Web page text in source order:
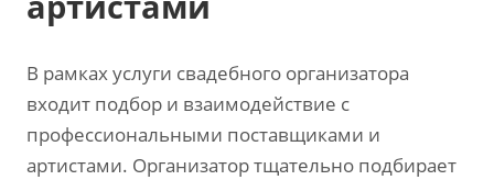
В рамках услуги свадебного организатора
входит подбор и взаимодействие с
профессиональными поставщиками и
артистами. Организатор тщательно подбирает